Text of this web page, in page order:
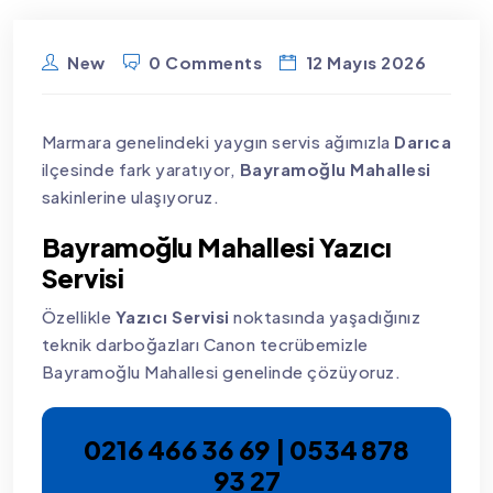
New 0 Comments 12 Mayıs 2026
Marmara genelindeki yaygın servis ağımızla Darıca
ilçesinde fark yaratıyor, Bayramoğlu Mahallesi
sakinlerine ulaşıyoruz.
Bayramoğlu Mahallesi Yazıcı
Servisi
Özellikle Yazıcı Servisi noktasında yaşadığınız
teknik darboğazları Canon tecrübemizle
Bayramoğlu Mahallesi genelinde çözüyoruz.
0216 466 36 69 | 0534 878
93 27